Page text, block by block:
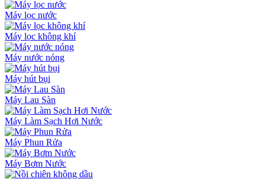
Máy lọc nước
Máy lọc không khí
Máy nước nóng
Máy hút bụi
Máy Lau Sàn
Máy Làm Sạch Hơi Nước
Máy Phun Rửa
Máy Bơm Nước